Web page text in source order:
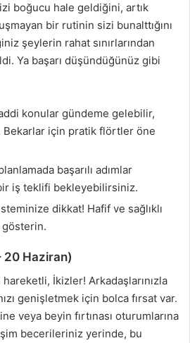
sizi boğucu hale geldiğini, artık
bir rutinin sizi bunalttığını
şeylerin rahat sınırlarından
Ya başarı düşündüğünüz gibi
konular gündeme gelebilir,
Bekarlar için pratik flörtler öne
başarılı adımlar
iş teklifi bekleyebilirsiniz.
dikkat! Hafif ve sağlıklı
20 Haziran)
hareketli, İkizler! Arkadaşlarınızla
genişletmek için bolca fırsat var.
veya beyin fırtınası oturumlarına
becerileriniz yerinde, bu